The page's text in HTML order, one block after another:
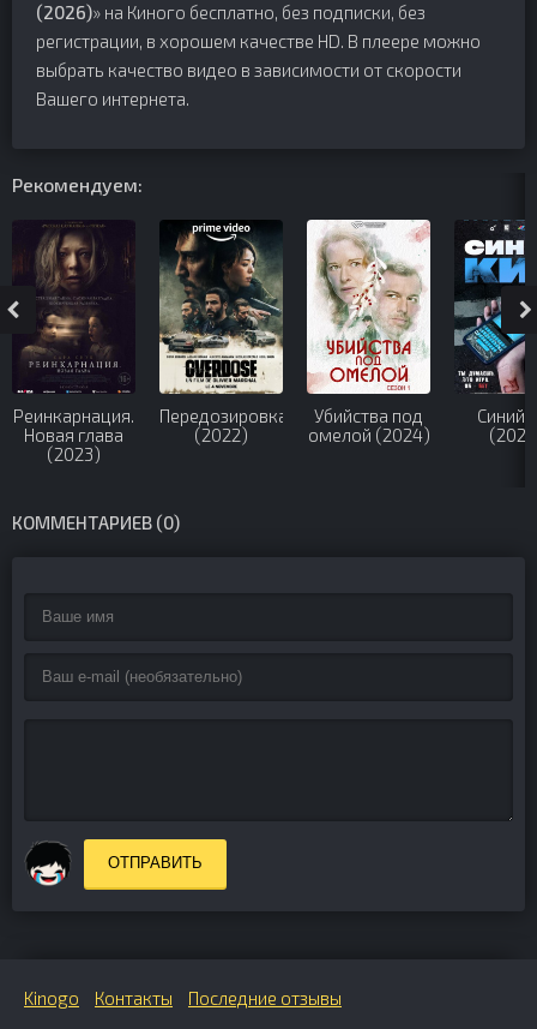
(2026)» на Киного бесплатно, без подписки, без
регистрации, в хорошем качестве HD. В плеере можно
выбрать качество видео в зависимости от скорости
Вашего интернета.
Рекомендуем:
Реинкарнация.
Новая глава
(2023)
Передозировка
(2022)
Убийства под
омелой (2024)
Синий
КОММЕНТАРИЕВ (0)
ОТПРАВИТЬ
Kinogo Контакты Последние отзывы